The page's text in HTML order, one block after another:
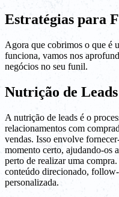
Estratégias para
Agora que cobrimos o que é
funciona, vamos nos
negócios no seu funil.
Nutrição de Leads
A nutrição de leads é o
relacionamentos com
vendas. Isso envolve
momento certo, ajudando-os
perto de realizar uma
conteúdo direcionado,
personalizada.